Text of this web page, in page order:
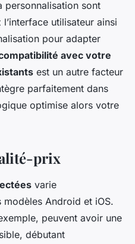
personnalisation sont
utilisateur ainsi
pour adapter
avec votre
est un autre facteur
parfaitement dans
optimise alors votre
prix
varie
Android et iOS.
peuvent avoir une
débutant